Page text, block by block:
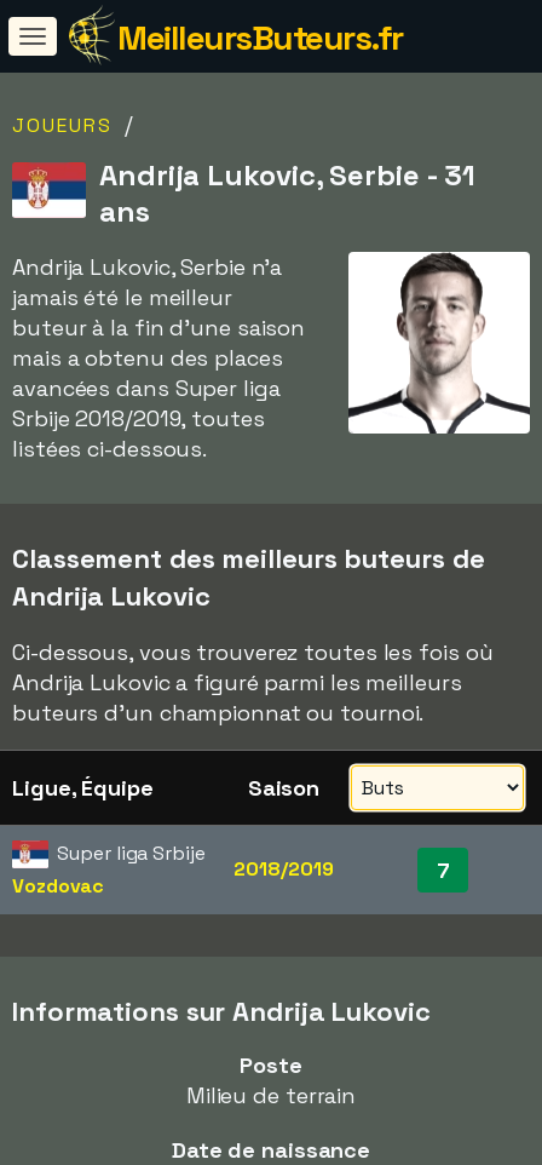
MeilleursButeurs.fr
JOUEURS /
Andrija Lukovic, Serbie - 31
ans
Andrija Lukovic, Serbie n'a
jamais été le meilleur
buteur à la fin d'une saison
mais a obtenu des places
avancées dans Super liga
Srbije 2018/2019, toutes
listées ci-dessous.
Classement des meilleurs buteurs de
Andrija Lukovic
Ci-dessous, vous trouverez toutes les fois où
Andrija Lukovic a figuré parmi les meilleurs
buteurs d'un championnat ou tournoi.
Ligue, Équipe Saison
Super liga Srbije
Vozdovac
2018/2019 7
Informations sur Andrija Lukovic
Poste
Milieu de terrain
Date de naissance